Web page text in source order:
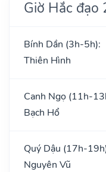
Giờ Hắc
Bính Dần (3h-5h):
Thiên Hình
Canh Ngọ (11h-
Bạch Hổ
Quý Dậu (17h-
Nguyên Vũ